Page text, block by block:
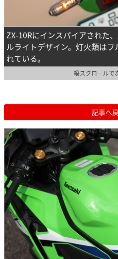
ZX-10Rにインスパイアされた
ルライトデザイン。灯火類はフ
れている。
縦スクロールで
記事へ